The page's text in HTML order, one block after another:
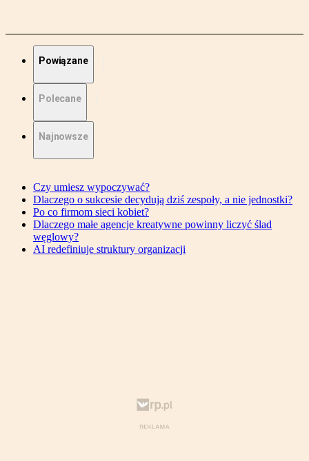
Powiązane
Polecane
Najnowsze
Czy umiesz wypoczywać?
Dlaczego o sukcesie decydują dziś zespoły, a nie jednostki?
Po co firmom sieci kobiet?
Dlaczego małe agencje kreatywne powinny liczyć ślad
węglowy?
AI redefiniuje struktury organizacji